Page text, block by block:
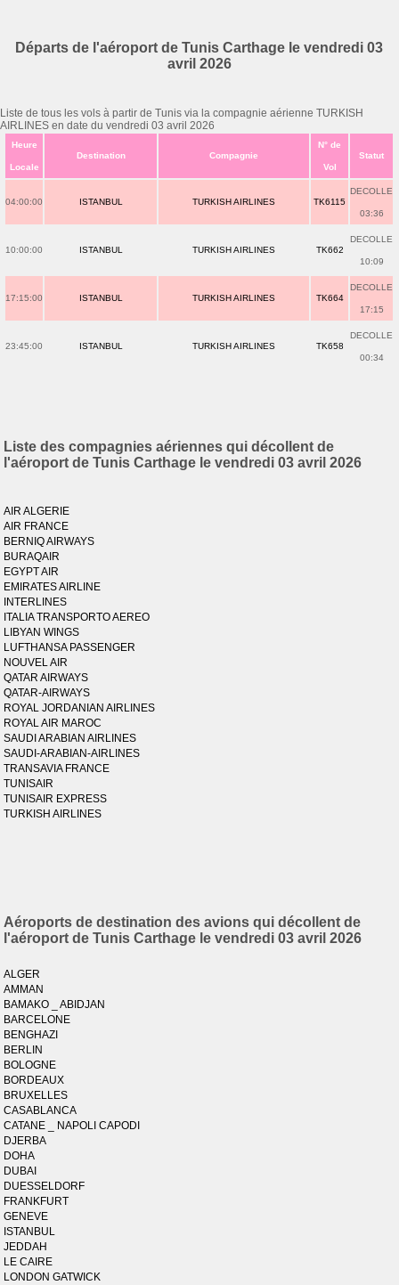
Départs de l'aéroport de Tunis Carthage le vendredi 03
avril 2026
Liste de tous les vols à partir de Tunis via la compagnie aérienne TURKISH
AIRLINES en date du vendredi 03 avril 2026
Heure
Locale
Destination Compagnie
N° de
Vol
Statut
04:00:00 ISTANBUL TURKISH AIRLINES TK6115
DECOLLE
03:36
10:00:00 ISTANBUL TURKISH AIRLINES TK662
DECOLLE
10:09
17:15:00 ISTANBUL TURKISH AIRLINES TK664
DECOLLE
17:15
23:45:00 ISTANBUL TURKISH AIRLINES TK658
DECOLLE
00:34
Liste des compagnies aériennes qui décollent de
l'aéroport de Tunis Carthage le vendredi 03 avril 2026
AIR ALGERIE
AIR FRANCE
BERNIQ AIRWAYS
BURAQAIR
EGYPT AIR
EMIRATES AIRLINE
INTERLINES
ITALIA TRANSPORTO AEREO
LIBYAN WINGS
LUFTHANSA PASSENGER
NOUVEL AIR
QATAR AIRWAYS
QATAR-AIRWAYS
ROYAL JORDANIAN AIRLINES
ROYAL AIR MAROC
SAUDI ARABIAN AIRLINES
SAUDI-ARABIAN-AIRLINES
TRANSAVIA FRANCE
TUNISAIR
TUNISAIR EXPRESS
TURKISH AIRLINES
Aéroports de destination des avions qui décollent de
l'aéroport de Tunis Carthage le vendredi 03 avril 2026
ALGER
AMMAN
BAMAKO _ ABIDJAN
BARCELONE
BENGHAZI
BERLIN
BOLOGNE
BORDEAUX
BRUXELLES
CASABLANCA
CATANE _ NAPOLI CAPODI
DJERBA
DOHA
DUBAI
DUESSELDORF
FRANKFURT
GENEVE
ISTANBUL
JEDDAH
LE CAIRE
LONDON GATWICK